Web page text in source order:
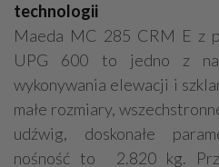
technologii
Maeda MC 285 CRM E z
UPG 600 to jedno z
wykonywania elewacji i
małe rozmiary,
udźwig, doskonałe
nośność to 2.820 kg.